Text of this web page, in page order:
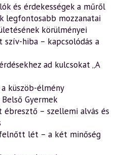
és érdekességek a műről
legfontosabb mozzanatai
körülményei
hiba – kapcsolódás a
ad kulcsokat „A
a küszöb-élmény
Gyermek
ébresztő – szellemi alvás és
lét – a két minőség